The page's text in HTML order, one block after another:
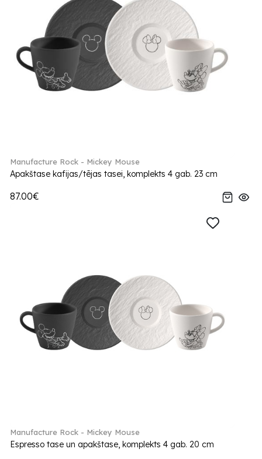
Manufacture Rock - Mickey Mouse
Apakštase kafijas/tējas tasei, komplekts 4 gab. 23 cm
87.00€
Manufacture Rock - Mickey Mouse
Espresso tase un apakštase, komplekts 4 gab. 20 cm